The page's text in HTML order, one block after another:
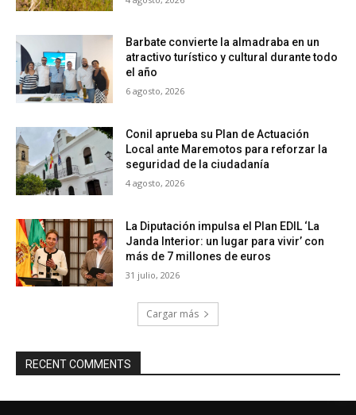
Barbate convierte la almadraba en un
atractivo turístico y cultural durante todo
el año
6 agosto, 2026
Conil aprueba su Plan de Actuación
Local ante Maremotos para reforzar la
seguridad de la ciudadanía
4 agosto, 2026
La Diputación impulsa el Plan EDIL ‘La
Janda Interior: un lugar para vivir’ con
más de 7 millones de euros
31 julio, 2026
Cargar más
RECENT COMMENTS